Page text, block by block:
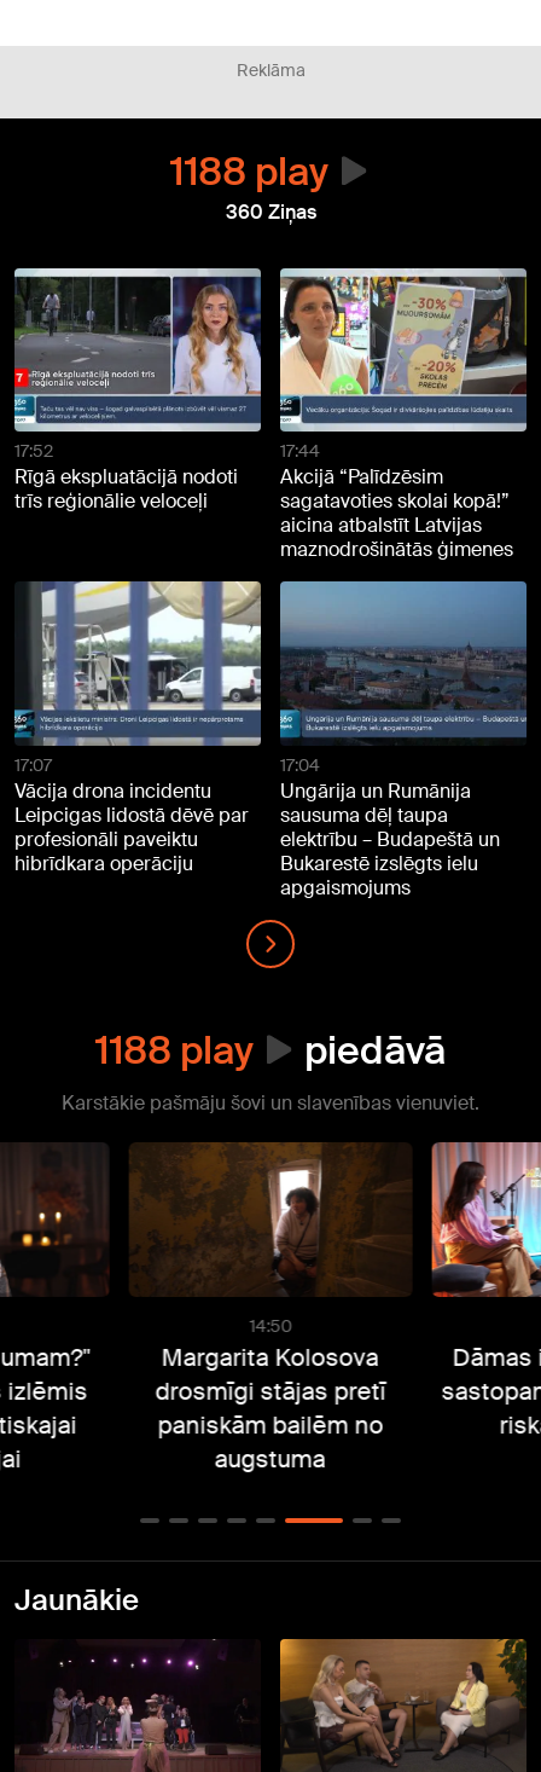
Reklāma
1188 play
360 Ziņas
17:52
Rīgā ekspluatācijā nodoti
trīs reģionālie veloceļi
17:44
Akcijā “Palīdzēsim
sagatavoties skolai kopā!”
aicina atbalstīt Latvijas
maznodrošinātās ģimenes
17:07
Vācija drona incidentu
Leipcigas lidostā dēvē par
profesionāli paveiktu
hibrīdkara operāciju
17:04
Ungārija un Rumānija
sausuma dēļ taupa
elektrību – Budapeštā un
Bukarestē izslēgts ielu
apgaismojums
1188 play piedāvā
Karstākie pašmāju šovi un slavenības vienuviet.
izlēmis
14:50
Margarita Kolosova
drosmīgi stājas pretī
paniskām bailēm no
augstuma
Dāmas
Jaunākie